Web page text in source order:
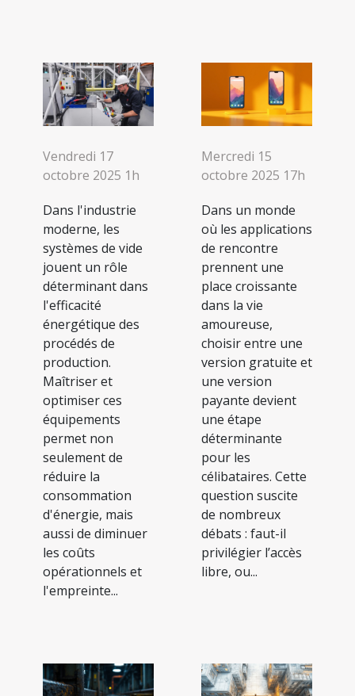
Vendredi 17
octobre 2025 1h
Dans l'industrie
moderne, les
systèmes de vide
jouent un rôle
déterminant dans
l'efficacité
énergétique des
procédés de
production.
Maîtriser et
optimiser ces
équipements
permet non
seulement de
réduire la
consommation
d'énergie, mais
aussi de diminuer
les coûts
opérationnels et
l'empreinte...
Mercredi 15
octobre 2025 17h
Dans un monde
où les applications
de rencontre
prennent une
place croissante
dans la vie
amoureuse,
choisir entre une
version gratuite et
une version
payante devient
une étape
déterminante
pour les
célibataires. Cette
question suscite
de nombreux
débats : faut-il
privilégier l’accès
libre, ou...